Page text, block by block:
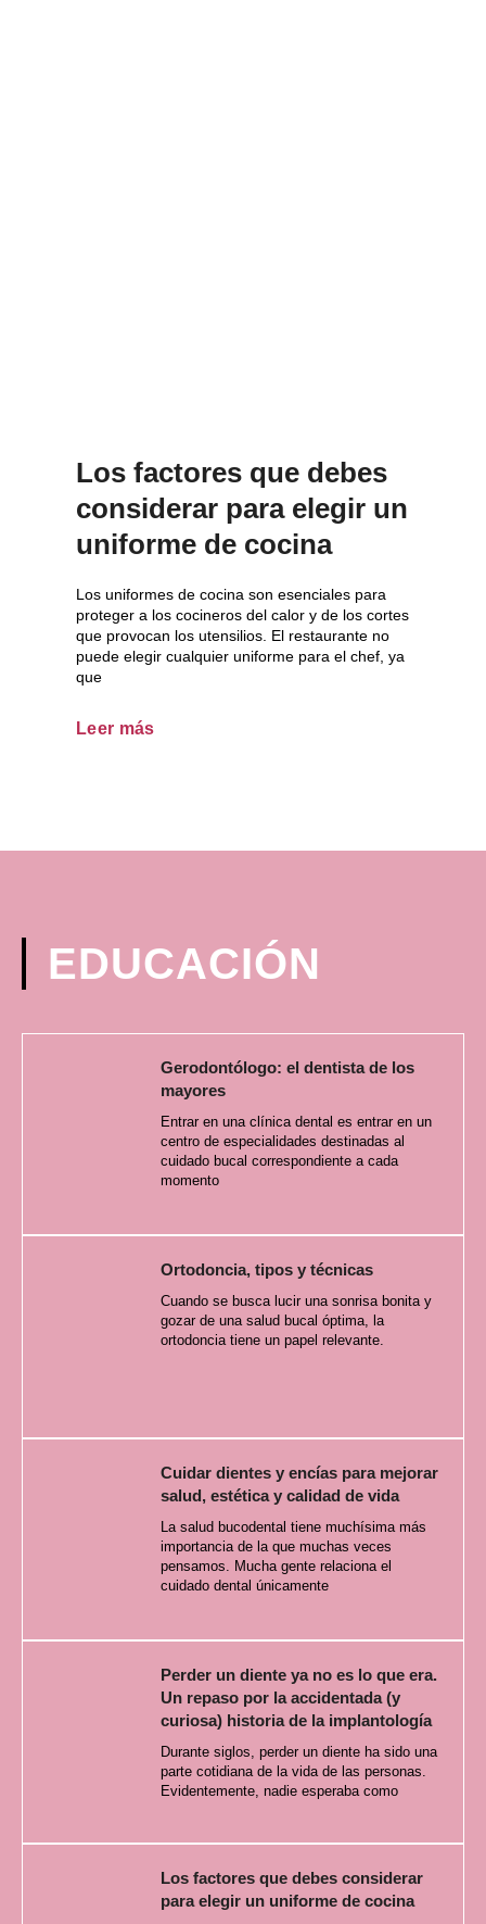
Los factores que debes
considerar para elegir un
uniforme de cocina
Los uniformes de cocina son esenciales para
proteger a los cocineros del calor y de los cortes
que provocan los utensilios. El restaurante no
puede elegir cualquier uniforme para el chef, ya
que
Leer más
EDUCACIÓN
Gerodontólogo: el dentista de los
mayores
Entrar en una clínica dental es entrar en un
centro de especialidades destinadas al
cuidado bucal correspondiente a cada
momento
Ortodoncia, tipos y técnicas
Cuando se busca lucir una sonrisa bonita y
gozar de una salud bucal óptima, la
ortodoncia tiene un papel relevante.
Cuidar dientes y encías para mejorar
salud, estética y calidad de vida
La salud bucodental tiene muchísima más
importancia de la que muchas veces
pensamos. Mucha gente relaciona el
cuidado dental únicamente
Perder un diente ya no es lo que era.
Un repaso por la accidentada (y
curiosa) historia de la implantología
Durante siglos, perder un diente ha sido una
parte cotidiana de la vida de las personas.
Evidentemente, nadie esperaba como
Los factores que debes considerar
para elegir un uniforme de cocina